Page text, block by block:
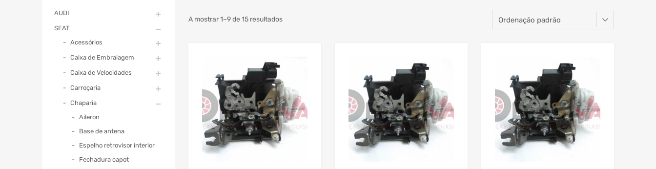
A mostrar 1–9 de 15 resultados
AUDI
SEAT
Acessórios
Caixa de Embraiagem
Caixa de Velocidades
Carroçaria
Chaparia
Aileron
Base de antena
Espelho retrovisor interior
Fechadura capot